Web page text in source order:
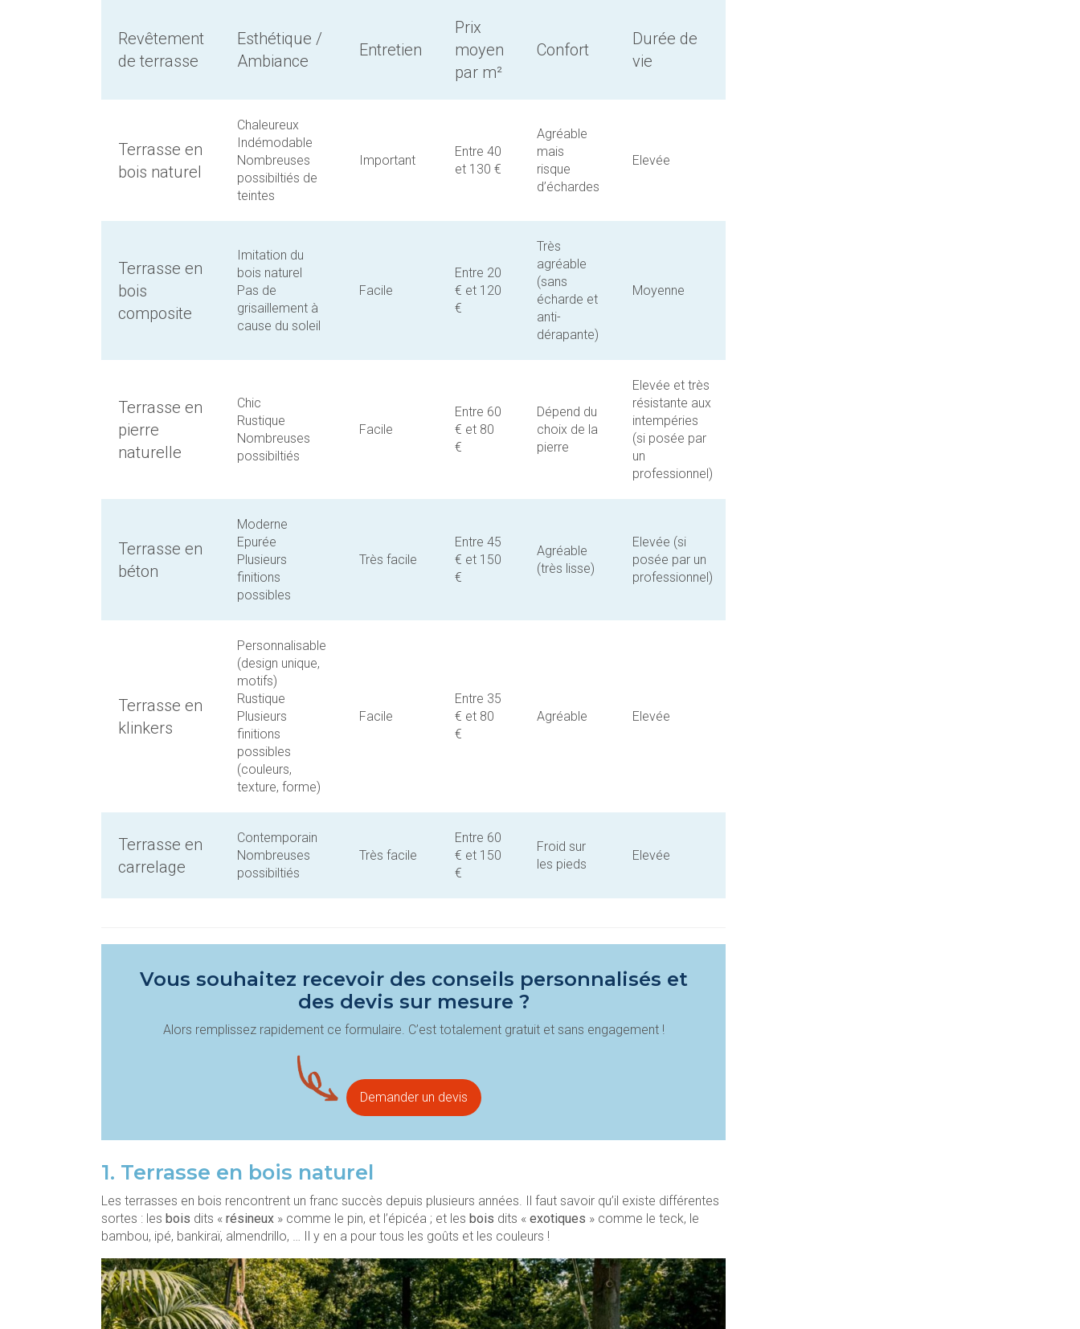
Revêtement
de terrasse
Esthétique /
Ambiance
Entretien
Prix
moyen
par m²
Confort
Durée de
vie
Terrasse en
bois naturel
Chaleureux
Indémodable
Nombreuses
possibiltiés de
teintes
Important
Entre 40
et 130 €
Agréable
mais
risque
d’échardes
Elevée
Terrasse en
bois
composite
Imitation du
bois naturel
Pas de
grisaillement à
cause du soleil
Facile
Entre 20
€ et 120
€
Très
agréable
(sans
écharde et
anti-
dérapante)
Moyenne
Terrasse en
pierre
naturelle
Chic
Rustique
Nombreuses
possibiltiés
Facile
Entre 60
€ et 80
€
Dépend du
choix de la
pierre
Elevée et très
résistante aux
intempéries
(si posée par
un
professionnel)
Terrasse en
béton
Moderne
Epurée
Plusieurs
finitions
possibles
Très facile
Entre 45
€ et 150
€
Agréable
(très lisse)
Elevée (si
posée par un
professionnel)
Terrasse en
klinkers
Personnalisable
(design unique,
motifs)
Rustique
Plusieurs
finitions
possibles
(couleurs,
texture, forme)
Facile
Entre 35
€ et 80
€
Agréable Elevée
Terrasse en
carrelage
Contemporain
Nombreuses
possibiltiés
Très facile
Entre 60
€ et 150
€
Froid sur
les pieds
Elevée
Vous souhaitez recevoir des conseils personnalisés et
des devis sur mesure ?
Alors remplissez rapidement ce formulaire. C’est totalement gratuit et sans engagement !
Demander un devis
1. Terrasse en bois naturel
Les terrasses en bois rencontrent un franc succès depuis plusieurs années. Il faut savoir qu’il existe différentes
sortes : les bois dits « résineux » comme le pin, et l’épicéa ; et les bois dits « exotiques » comme le teck, le
bambou, ipé, bankiraï, almendrillo, … Il y en a pour tous les goûts et les couleurs !